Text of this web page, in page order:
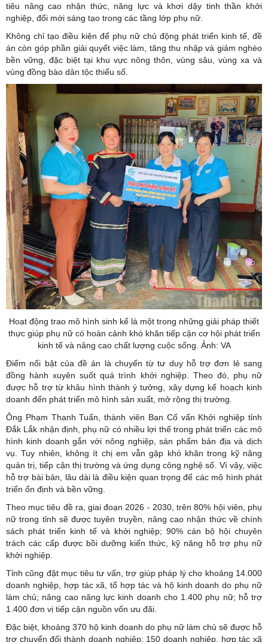
tiêu nâng cao nhận thức, năng lực và khơi dậy tinh thần khởi
nghiệp, đổi mới sáng tạo trong các tầng lớp phụ nữ.
Không chỉ tạo điều kiện để phụ nữ chủ động phát triển kinh tế, đề
án còn góp phần giải quyết việc làm, tăng thu nhập và giảm nghèo
bền vững, đặc biệt tại khu vực nông thôn, vùng sâu, vùng xa và
vùng đồng bào dân tộc thiểu số.
Hoạt động trao mô hình sinh kế là một trong những giải pháp thiết
thực giúp phụ nữ có hoàn cảnh khó khăn tiếp cận cơ hội phát triển
kinh tế và nâng cao chất lượng cuộc sống. Ảnh: VA
Điểm nổi bật của đề án là chuyển từ tư duy hỗ trợ đơn lẻ sang
đồng hành xuyên suốt quá trình khởi nghiệp. Theo đó, phụ nữ
được hỗ trợ từ khâu hình thành ý tưởng, xây dựng kế hoạch kinh
doanh đến phát triển mô hình sản xuất, mở rộng thị trường.
Ông Phạm Thanh Tuấn, thành viên Ban Cố vấn Khởi nghiệp tỉnh
Đắk Lắk nhận định, phụ nữ có nhiều lợi thế trong phát triển các mô
hình kinh doanh gắn với nông nghiệp, sản phẩm bản địa và dịch
vụ. Tuy nhiên, không ít chị em vẫn gặp khó khăn trong kỹ năng
quản trị, tiếp cận thị trường và ứng dụng công nghệ số. Vì vậy, việc
hỗ trợ bài bản, lâu dài là điều kiện quan trọng để các mô hình phát
triển ổn định và bền vững.
Theo mục tiêu đề ra, giai đoạn 2026 - 2030, trên 80% hội viên, phụ
nữ trong tỉnh sẽ được tuyên truyền, nâng cao nhận thức về chính
sách phát triển kinh tế và khởi nghiệp; 90% cán bộ hội chuyên
trách các cấp được bồi dưỡng kiến thức, kỹ năng hỗ trợ phụ nữ
khởi nghiệp.
Tỉnh cũng đặt mục tiêu tư vấn, trợ giúp pháp lý cho khoảng 14.000
doanh nghiệp, hợp tác xã, tổ hợp tác và hộ kinh doanh do phụ nữ
làm chủ; nâng cao năng lực kinh doanh cho 1.400 phụ nữ; hỗ trợ
1.400 đơn vị tiếp cận nguồn vốn ưu đãi.
Đặc biệt, khoảng 370 hộ kinh doanh do phụ nữ làm chủ sẽ được hỗ
trợ chuyển đổi thành doanh nghiệp; 150 doanh nghiệp, hợp tác xã